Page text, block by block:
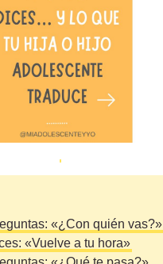
«¿Con quién vas?»
«Vuelve a tu hora»